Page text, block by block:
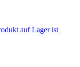
auf Lager ist